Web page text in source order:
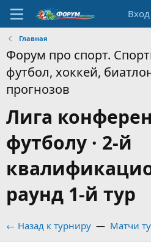
Вход
Главная
Форум про спорт.
футбол, хоккей,
прогнозов
Лига
футболу · 2-й
раунд 1-й тур
← Назад к турниру — Матчи